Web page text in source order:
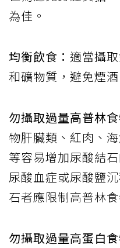
為佳。
均衡飲食： 適當攝
和礦物質，避免煙酒
勿攝取過量高普林
物肝臟類、紅肉、
等容易增加尿酸結
尿酸血症或尿酸鹽
石者應限制高普林食
勿攝取過量高蛋白